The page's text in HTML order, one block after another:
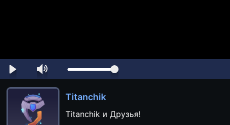
Titanchik
Titanchik и Друзья!